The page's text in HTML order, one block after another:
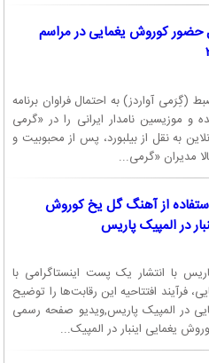
حضور کوروش یغمایی در مراسم
(گِرَمی آواردز) به احتمال فراوان برنامه
و موزیسین نامدار ایرانی را در «گرمی
به نقل از بیلبورد، پس از محبوبیت و
مدیران «گرمی...
از آهنگ گل یخ کوروش
در المپیک پاریس
با انتشار یک پست اینستاگرامی با
فرآیند افتتاحیه این رقابت‌ها را توضیح
در المپیک پاریس,ویدیو صفحه رسمی
یغمایی اینبار در المپیک...